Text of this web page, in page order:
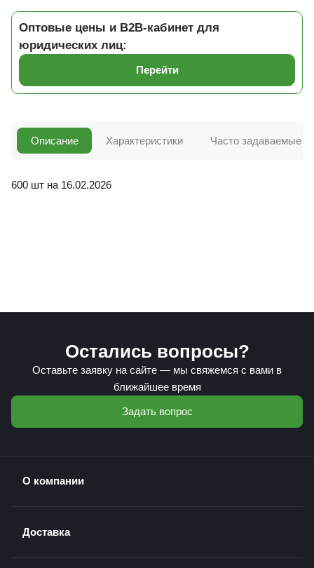
Оптовые цены и B2B-кабинет для
юридических лиц:
Перейти
Описание
600 шт на 16.02.2026
Характеристики Часто задаваемые
Остались вопросы?
Оставьте заявку на сайте — мы свяжемся с вами в
ближайшее время
Задать вопрос
О компании
Доставка